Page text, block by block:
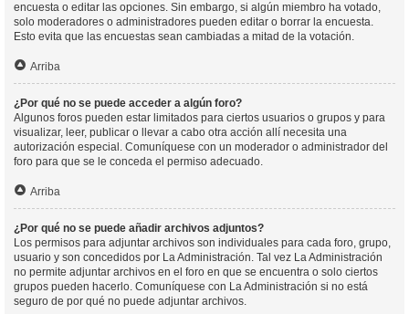
encuesta o editar las opciones. Sin embargo, si algún miembro ha votado,
solo moderadores o administradores pueden editar o borrar la encuesta.
Esto evita que las encuestas sean cambiadas a mitad de la votación.
Arriba
¿Por qué no se puede acceder a algún foro?
Algunos foros pueden estar limitados para ciertos usuarios o grupos y para
visualizar, leer, publicar o llevar a cabo otra acción allí necesita una
autorización especial. Comuníquese con un moderador o administrador del
foro para que se le conceda el permiso adecuado.
Arriba
¿Por qué no se puede añadir archivos adjuntos?
Los permisos para adjuntar archivos son individuales para cada foro, grupo,
usuario y son concedidos por La Administración. Tal vez La Administración
no permite adjuntar archivos en el foro en que se encuentra o solo ciertos
grupos pueden hacerlo. Comuníquese con La Administración si no está
seguro de por qué no puede adjuntar archivos.